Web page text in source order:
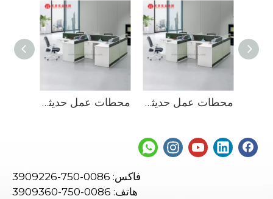
محطات عمل حديثة مفتوحة 4 أشخاص رخيصة الثمن لـ 4 أشخاص طاولة مكتبية للكمبيوتر Mdf مكتب حواجز مكتبية مكتب الموظفين محطات عمل حديثة مفتوحة 4 أشخاص رخيصة الثمن لـ 4 أشخاص طاولة مكتبية للكمبيوتر Mdf مكتب حواجز مكتبية مكتب الموظفين
فاكس: 0086-750-3909226
هاتف: 0086-750-3909360